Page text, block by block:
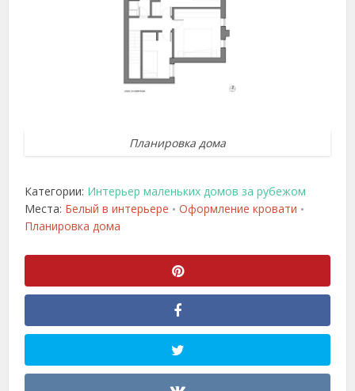
Планировка дома
Категории: Интерьер маленьких домов за рубежом
Места: Белый в интерьере • Оформление кровати •
Планировка дома